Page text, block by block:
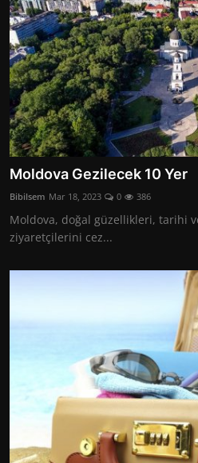
Moldova Gezilecek 10 Yer
Bibilsem Mar 18, 2023 0 386
Moldova, doğal güzellikleri, tarihi
ziyaretçilerini cez...